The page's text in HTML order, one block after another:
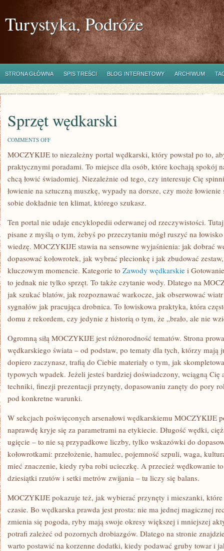
Turystyka, Podróże
STRONA GŁÓWNA SPIS TREŚCI BLOG INTERNETOWY ARCHIWUM
Sprzęt wędkarski
COMMENTS OFFON
WĘDKARSKI
MOCZYKIJE to niezależny portal wędkarski, który powstał po to,
praktycznymi poradami. To miejsce dla osób, które kochają spokój
chcą łowić świadomiej. Niezależnie od tego, czy interesuje Cię
łowienie na sztuczną muszkę, wypady na dorsze, czy może
sobie dokładnie ten klimat, którego szukasz.
Ten portal nie udaje encyklopedii oderwanej od rzeczywistości.
pisane z myślą o tym, żebyś po przeczytaniu mógł ruszyć na
wiedzę. MOCZYKIJE stawia na sensowne wyjaśnienia: jak dobrać
dopasować kołowrotek, jak wybrać plecionkę i jak zbudować
kluczowym momencie. Kategorie to Zawody wędkarskie i
to jednak nie tylko sprzęt. To także czytanie wody. Dlatego na
jak szukać blatów, jak rozpoznawać warkocze, jak obserwować
sygnałów jak pracująca drobnica. To łowiskowa praktyka, która
domu z rekordem, czy jedynie z historią o tym, że „brało, ale nie
Ogromną siłą MOCZYKIJE jest różnorodność tematów. Strona
wędkarskiego świata – od podstaw, po tematy dla tych, którzy mają
dopiero zaczynasz, trafią do Ciebie materiały o tym, jak
typowych wpadek. Jeżeli jesteś bardziej doświadczony, wciągną
techniki, finezji prezentacji przynęty, dopasowaniu zanęty do pory
pod konkretne warunki.
W sekcjach poświęconych arsenałowi wędkarskiemu MOCZYKIJE
naprawdę kryje się za parametrami na etykiecie. Długość wędki,
ugięcie – to nie są przypadkowe liczby, tylko wskazówki do
kołowrotkami: przełożenie, hamulec, pojemność szpuli, waga,
mieć znaczenie, kiedy ryba robi ucieczkę. A przecież wędkowanie
dziesiątki rzutów i setki metrów zwijania – tu liczy się balans.
MOCZYKIJE pokazuje też, jak wybierać przynęty i mieszanki,
czasie. Bo wędkarska prawda jest prosta: nie ma jednej magicznej
zmienia się pogoda, ryby mają swoje okresy większej i mniejszej
potrafi zależeć od pozornych drobiazgów. Dlatego na stronie
warto postawić na korzenne dodatki, kiedy podawać gruby towar i